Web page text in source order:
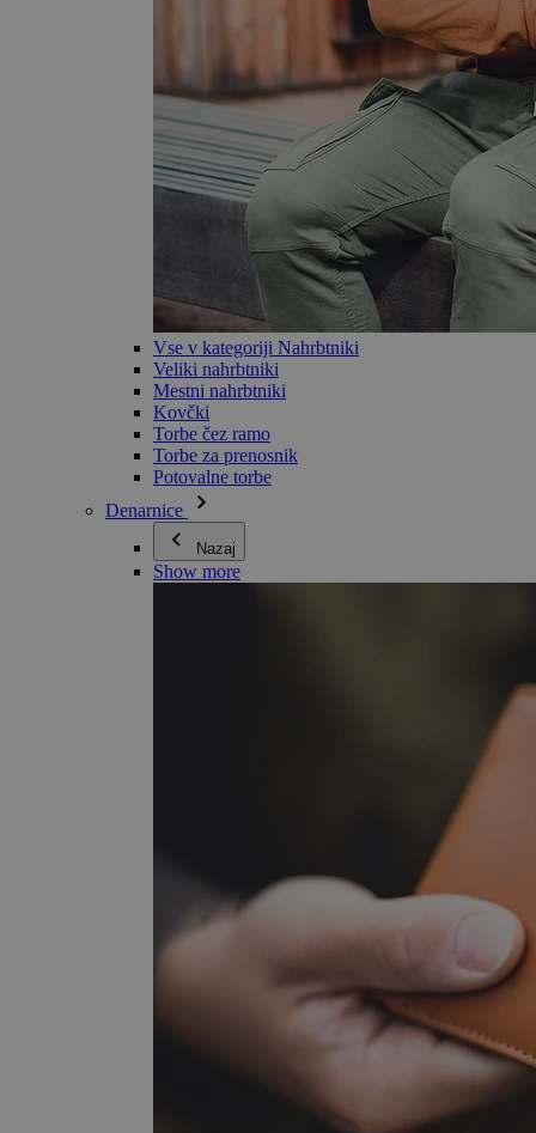
Vse v kategoriji Nahrbtniki
Veliki nahrbtniki
Mestni nahrbtniki
Kovčki
Torbe čez ramo
Torbe za prenosnik
Potovalne torbe
Denarnice
Nazaj
Show more